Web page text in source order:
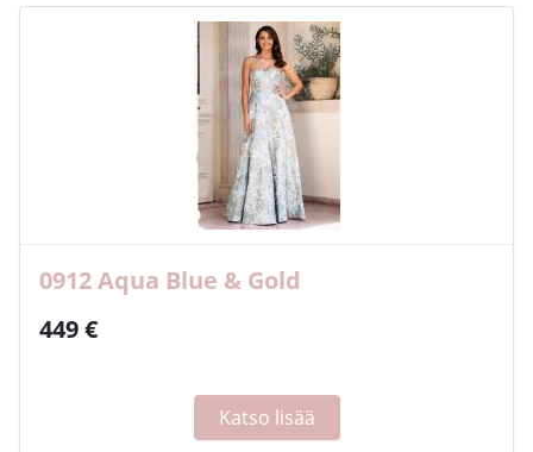
0912 Aqua Blue & Gold
449 €
Katso lisää